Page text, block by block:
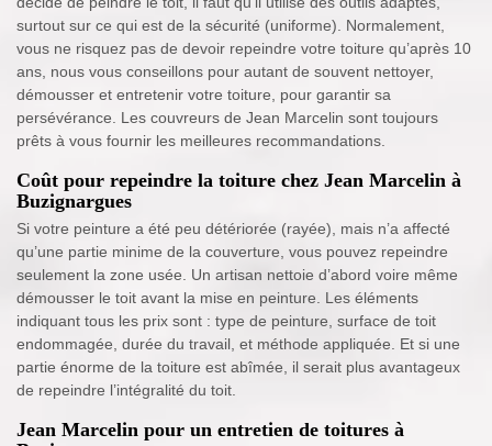
surtout sur ce qui est de la sécurité (uniforme). Normalement,
vous ne risquez pas de devoir repeindre votre toiture qu’après 10
ans, nous vous conseillons pour autant de souvent nettoyer,
démousser et entretenir votre toiture, pour garantir sa
persévérance. Les couvreurs de Jean Marcelin sont toujours
prêts à vous fournir les meilleures recommandations.
Coût pour repeindre la toiture chez Jean Marcelin à
Buzignargues
Si votre peinture a été peu détériorée (rayée), mais n’a affecté
qu’une partie minime de la couverture, vous pouvez repeindre
seulement la zone usée. Un artisan nettoie d’abord voire même
démousser le toit avant la mise en peinture. Les éléments
indiquant tous les prix sont : type de peinture, surface de toit
endommagée, durée du travail, et méthode appliquée. Et si une
partie énorme de la toiture est abîmée, il serait plus avantageux
de repeindre l’intégralité du toit.
Jean Marcelin pour un entretien de toitures à